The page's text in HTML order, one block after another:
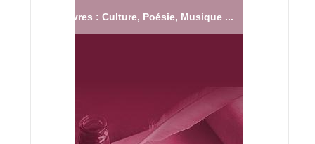
Livres : Culture, Poésie, Musique ...